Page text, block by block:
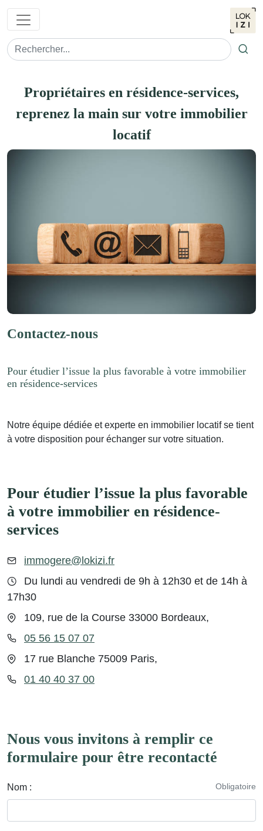
Propriétaires en résidence-services,
reprenez la main sur votre immobilier
locatif
Contactez-nous
Pour étudier l’issue la plus favorable à votre immobilier
en résidence-services
Notre équipe dédiée et experte en immobilier locatif se tient
à votre disposition pour échanger sur votre situation.
Pour étudier l’issue la plus favorable
à votre immobilier en résidence-
services
immogere@lokizi.fr
Du lundi au vendredi de 9h à 12h30 et de 14h à
17h30
109, rue de la Course 33000 Bordeaux,
05 56 15 07 07
17 rue Blanche 75009 Paris,
01 40 40 37 00
Nous vous invitons à remplir ce
formulaire pour être recontacté
Obligatoire
Nom :